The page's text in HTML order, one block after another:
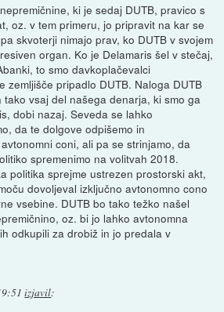
ki je sedaj DUTB, pravico s
oz. v tem primeru, jo pripravit na kar se
skvoterji nimajo prav, ko DUTB v svojem
organ. Ko je Delamaris šel v stečaj,
to smo davkoplačevalci
zemljišče pripadlo DUTB. Naloga DUTB
vsaj del našega denarja, ki smo ga
dobi nazaj. Seveda se lahko
da te dolgove odpišemo in
coni, ali pa se strinjamo, da
spremenimo na volitvah 2018.
politika sprejme ustrezen prostorski akt,
dovoljeval izključno avtonomno cono
vsebine. DUTB bo tako težko našel
oz. bi jo lahko avtonomna
odkupili za drobiž in jo predala v
izjavil: